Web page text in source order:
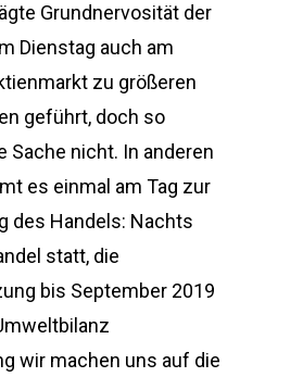
Grundnervosität der
Dienstag auch am
zu größeren
geführt, doch so
Sache nicht. In anderen
es einmal am Tag zur
des Handels: Nachts
statt, die
bis September 2019
wir machen uns auf die